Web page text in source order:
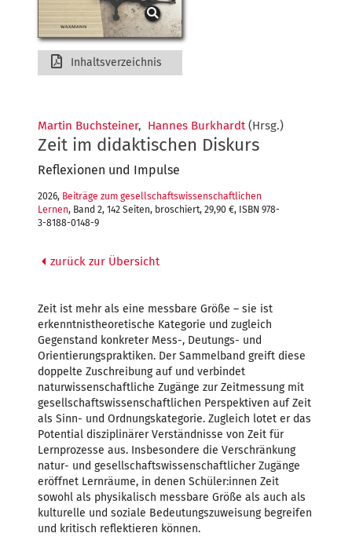
Inhaltsverzeichnis
Martin Buchsteiner, Hannes Burkhardt(Hrsg.)
Zeit im didaktischen Diskurs
Reflexionen und Impulse
2026, Beiträge zum gesellschaftswissenschaftlichen
Lernen, Band 2, 142 Seiten, broschiert, 29,90 €, ISBN 978-
3-8188-0148-9
zurück zur Übersicht
Zeit ist mehr als eine messbare Größe – sie ist
erkenntnistheoretische Kategorie und zugleich
Gegenstand konkreter Mess-, Deutungs- und
Orientierungspraktiken. Der Sammelband greift diese
doppelte Zuschreibung auf und verbindet
naturwissenschaftliche Zugänge zur Zeitmessung mit
gesellschaftswissenschaftlichen Perspektiven auf Zeit
als Sinn- und Ordnungskategorie. Zugleich lotet er das
Potential disziplinärer Verständnisse von Zeit für
Lernprozesse aus. Insbesondere die Verschränkung
natur- und gesellschaftswissenschaftlicher Zugänge
eröffnet Lernräume, in denen Schüler:innen Zeit
sowohl als physikalisch messbare Größe als auch als
kulturelle und soziale Bedeutungszuweisung begreifen
und kritisch reflektieren können.